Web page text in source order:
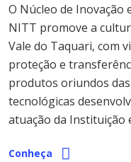
O Núcleo de Inovação
NITT promove a
Vale do Taquari, com
proteção e
produtos oriundos
tecnológicas
atuação da Instituição
Conheça